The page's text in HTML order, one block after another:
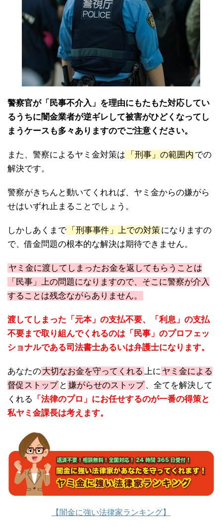
警察官が「民事不介入」を理由にもたもた対応してい
るうちに闇金業者が逆ギレして被害がひどくなってし
まうケースも多々ありますのでご注意ください。
また、警察によるヤミ金対策は 「刑事」の範囲内 での
解決です。
警察がきちんと動いてくれれば、ヤミ金からの嫌がら
せはいずれ止まることでしょう。
しかしあくまで 「刑事事件」上での対策 になりますの
で、借金問題の根本的な解決は期待できません。
ヤミ金に渡してしまったお金を返してもらうことは
「民事」上の問題になりますので、そこに警察が介入
することは残念ながらありません。
渡してしまった「元本」の支払不要、「利息」の支払
不要まで取り組んでくれるのは「民事」のプロフェッ
ショナルである司法書士あるいは弁護士になります。
あなたの大切なお金を守ってくれる 上に ヤミ金による
督促ストップ と 嫌がらせのストップ 、全てを解決して
くれる
「法律のプロ」にお任せするのが一番の得策と
私ヤミ金課長は考えます。
【闇金に強い法律家ランキング】